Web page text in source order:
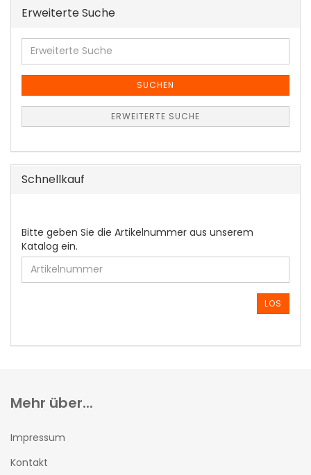
Erweiterte Suche
Erweiterte
Suche
SUCHEN
ERWEITERTE SUCHE
Schnellkauf
BITTE
GEBEN
SIE
DIE
ARTIKELNUMMER
EIN.
Bitte geben Sie die Artikelnummer aus unserem
Katalog ein.
LOS
Mehr über...
Impressum
Kontakt